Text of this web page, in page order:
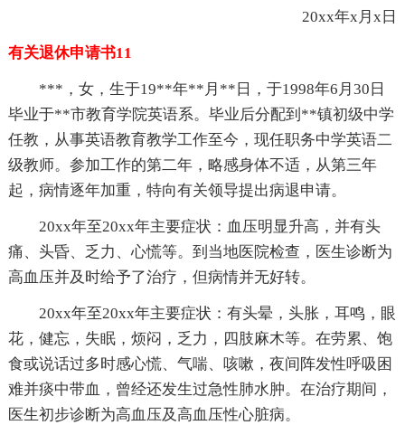
20xx年x月x日
有关退休申请书11
***，女，生于19**年**月**日，于1998年6月30日
毕业于**市教育学院英语系。毕业后分配到**镇初级中学
任教，从事英语教育教学工作至今，现任职务中学英语二
级教师。参加工作的第二年，略感身体不适，从第三年
起，病情逐年加重，特向有关领导提出病退申请。
20xx年至20xx年主要症状：血压明显升高，并有头
痛、头昏、乏力、心慌等。到当地医院检查，医生诊断为
高血压并及时给予了治疗，但病情并无好转。
20xx年至20xx年主要症状：有头晕，头胀，耳鸣，眼
花，健忘，失眠，烦闷，乏力，四肢麻木等。在劳累、饱
食或说话过多时感心慌、气喘、咳嗽，夜间阵发性呼吸困
难并痰中带血，曾经还发生过急性肺水肿。在治疗期间，
医生初步诊断为高血压及高血压性心脏病。